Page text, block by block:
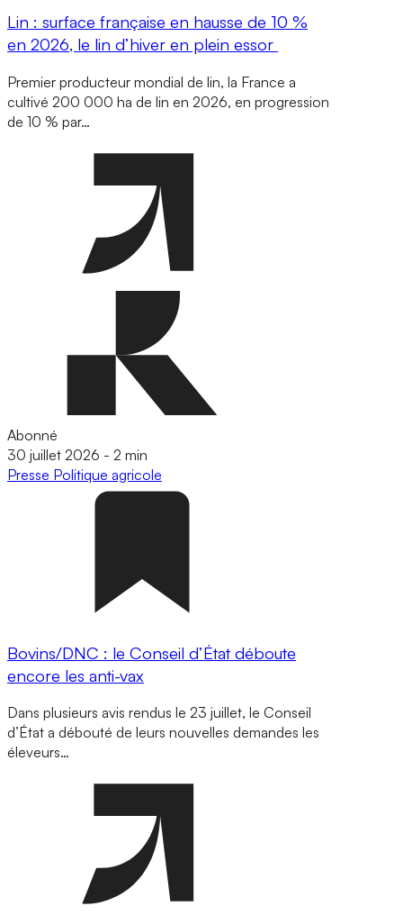
Lin : surface française en hausse de 10 %
en 2026, le lin d’hiver en plein essor
Premier producteur mondial de lin, la France a
cultivé 200 000 ha de lin en 2026, en progression
de 10 % par…
Abonné
30 juillet 2026 - 2 min
Presse Politique agricole
Bovins/DNC : le Conseil d’État déboute
encore les anti-vax
Dans plusieurs avis rendus le 23 juillet, le Conseil
d’État a débouté de leurs nouvelles demandes les
éleveurs…